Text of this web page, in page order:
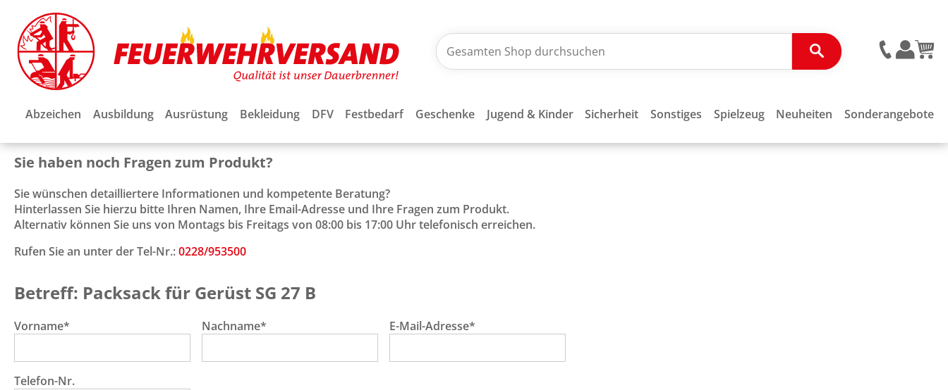
Abzeichen Ausbildung Ausrüstung Bekleidung DFV Festbedarf Geschenke Jugend & Kinder Sicherheit Sonstiges Spielzeug Neuheiten Sonderangebote
Sie haben noch Fragen zum Produkt?
Sie wünschen detailliertere Informationen und kompetente Beratung?
Hinterlassen Sie hierzu bitte Ihren Namen, Ihre Email-Adresse und Ihre Fragen zum Produkt.
Alternativ können Sie uns von Montags bis Freitags von 08:00 bis 17:00 Uhr telefonisch erreichen.
Rufen Sie an unter der Tel-Nr.:0228/953500
Betreff: Packsack für Gerüst SG 27 B
Vorname* Nachname* E-Mail-Adresse*
Telefon-Nr.